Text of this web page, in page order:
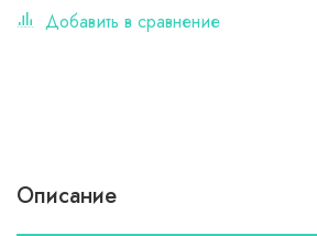
Добавить в сравнение
Описание